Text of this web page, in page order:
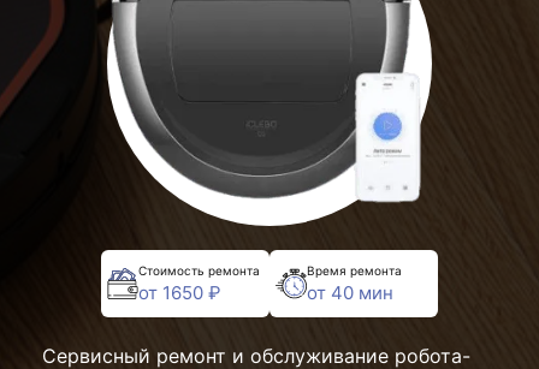
Стоимость ремонта
от 1650 ₽
Время ремонта
от 40 мин
Сервисный ремонт и обслуживание робота-